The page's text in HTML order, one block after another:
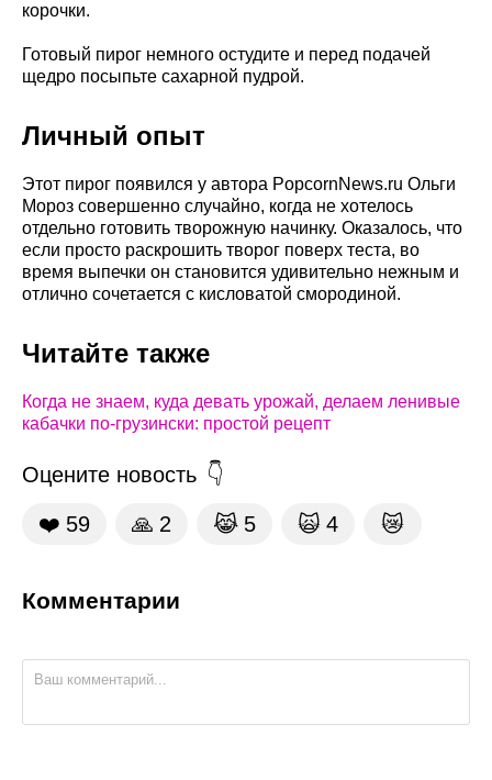
корочки.
Готовый пирог немного остудите и перед подачей
щедро посыпьте сахарной пудрой.
Личный опыт
Этот пирог появился у автора PopcornNews.ru Ольги
Мороз совершенно случайно, когда не хотелось
отдельно готовить творожную начинку. Оказалось, что
если просто раскрошить творог поверх теста, во
время выпечки он становится удивительно нежным и
отлично сочетается с кисловатой смородиной.
Читайте также
Когда не знаем, куда девать урожай, делаем ленивые
кабачки по-грузински: простой рецепт
Оцените новость
❤️ 59 🙏 2 😹 5 🙀 4 😿
Комментарии